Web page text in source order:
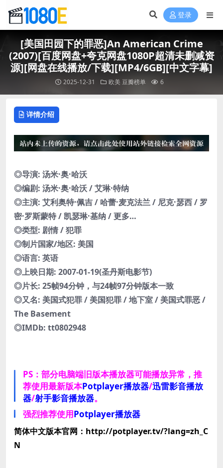
登录
[美国田园下的罪恶]An American Crime
(2007)[百度网盘+夸克网盘1080P超清未删减资
源][网盘在线播放/下载][MP4/6GB][中文字幕]
2025-12-31 欧美豆瓣榜单 6
详情介绍
◎导演: 汤米·奥·哈沃
◎编剧: 汤米·奥·哈沃 / 艾琳·特纳
◎主演: 艾利奥特·佩吉 / 哈蕾·麦克法兰 / 尼克·瑟西 / 罗
密·罗斯蒙特 / 凯瑟琳·基纳 / 更多…
◎类型: 剧情 / 犯罪
◎制片国家/地区: 美国
◎语言: 英语
◎上映日期: 2007-01-19(圣丹斯电影节)
◎片长: 25帧94分钟，与24帧97分钟版本一致
◎又名: 美国式犯罪 / 美国犯罪 / 地下室 / 美国式罪恶 /
The Basement
◎IMDb: tt0802948
PS：部分电脑端旧版本播放器可能播放异常，推
荐使用最新版本Potplayer播放器/迅雷影音播放
器/射手影音播放器。
强烈推荐使用Potplayer播放器
简体中文版本官网：http://potplayer.tv/?lang=zh_C
N